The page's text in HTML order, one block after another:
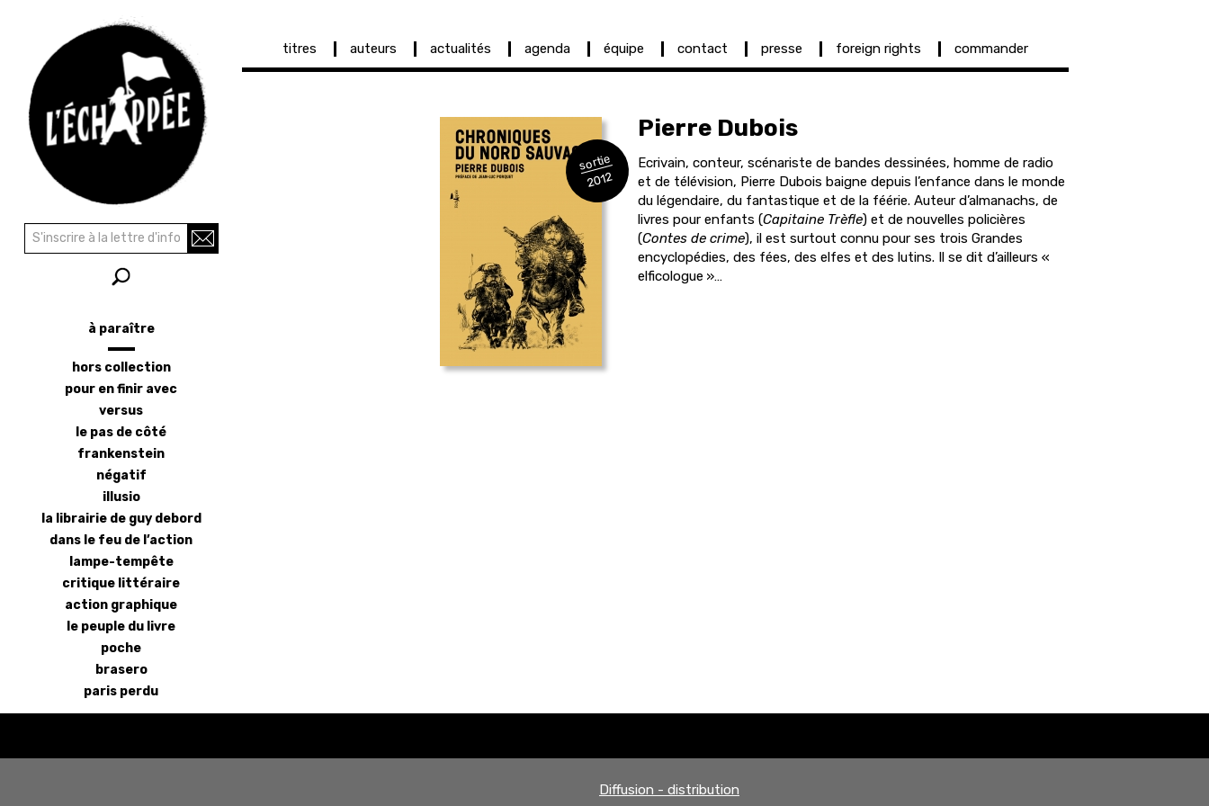
contenu
principal
principale
titres auteurs actualités agenda équipe contact presse foreign rights commander
sortie
2012
Pierre Dubois
Ecrivain, conteur, scénariste de bandes dessinées, homme de radio
et de télévision, Pierre Dubois baigne depuis l’enfance dans le monde
du légendaire, du fantastique et de la féérie. Auteur d’almanachs, de
livres pour enfants (Capitaine Trèfle) et de nouvelles policières
(Contes de crime), il est surtout connu pour ses trois Grandes
encyclopédies, des fées, des elfes et des lutins. Il se dit d’ailleurs «
elficologue »…
Rechercher
latéral
à paraître
hors collection
pour en finir avec
versus
le pas de côté
frankenstein
négatif
illusio
la librairie de guy debord
dans le feu de l’action
lampe-tempête
critique littéraire
action graphique
le peuple du livre
poche
brasero
paris perdu
Diffusion - distribution